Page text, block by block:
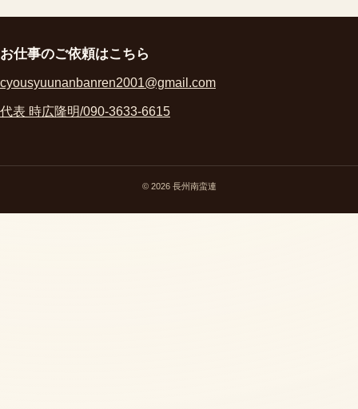
お仕事のご依頼はこちら
cyousyuunanbanren2001@gmail.com
代表 時広隆明/090-3633-6615
© 2026 長州南蛮連